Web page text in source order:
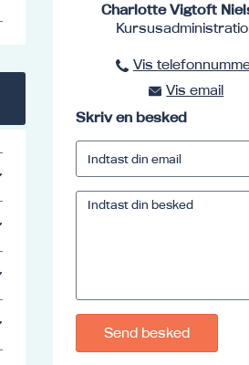
Charlotte Vigtoft
Vis
Vis email
Skriv en besked
Send besked